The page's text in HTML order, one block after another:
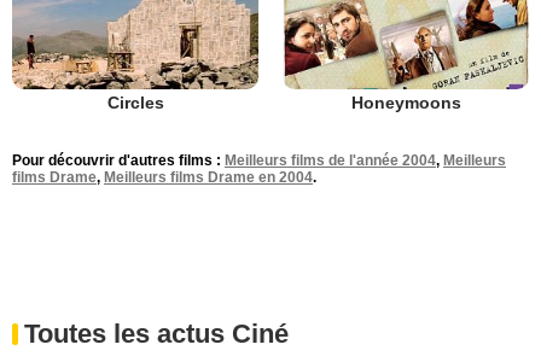
Circles Honeymoons
Pour découvrir d'autres films : Meilleurs films de l'année 2004, Meilleurs
films Drame, Meilleurs films Drame en 2004.
Toutes les actus Ciné